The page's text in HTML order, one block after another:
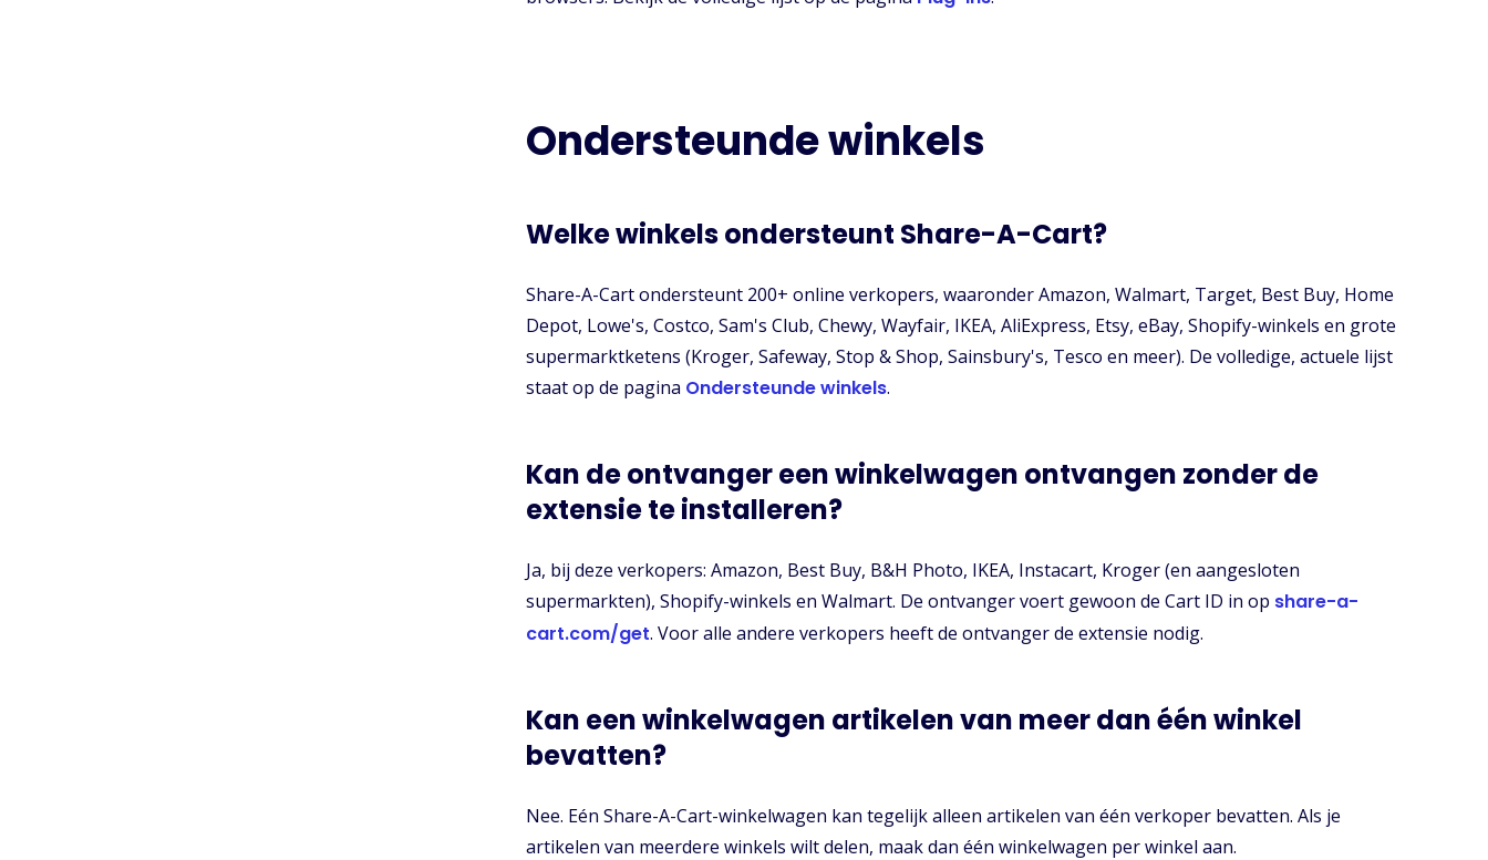
Ondersteunde winkels
Welke winkels ondersteunt Share-A-Cart?
Share-A-Cart ondersteunt 200+ online verkopers, waaronder Amazon, Walmart, Target, Best Buy, Home
Depot, Lowe's, Costco, Sam's Club, Chewy, Wayfair, IKEA, AliExpress, Etsy, eBay, Shopify-winkels en grote
supermarktketens (Kroger, Safeway, Stop & Shop, Sainsbury's, Tesco en meer). De volledige, actuele lijst
staat op de pagina Ondersteunde winkels.
Kan de ontvanger een winkelwagen ontvangen zonder de
extensie te installeren?
Ja, bij deze verkopers: Amazon, Best Buy, B&H Photo, IKEA, Instacart, Kroger (en aangesloten
supermarkten), Shopify-winkels en Walmart. De ontvanger voert gewoon de Cart ID in op share-a-
cart.com/get. Voor alle andere verkopers heeft de ontvanger de extensie nodig.
Kan een winkelwagen artikelen van meer dan één winkel
bevatten?
Nee. Eén Share-A-Cart-winkelwagen kan tegelijk alleen artikelen van één verkoper bevatten. Als je
artikelen van meerdere winkels wilt delen, maak dan één winkelwagen per winkel aan.